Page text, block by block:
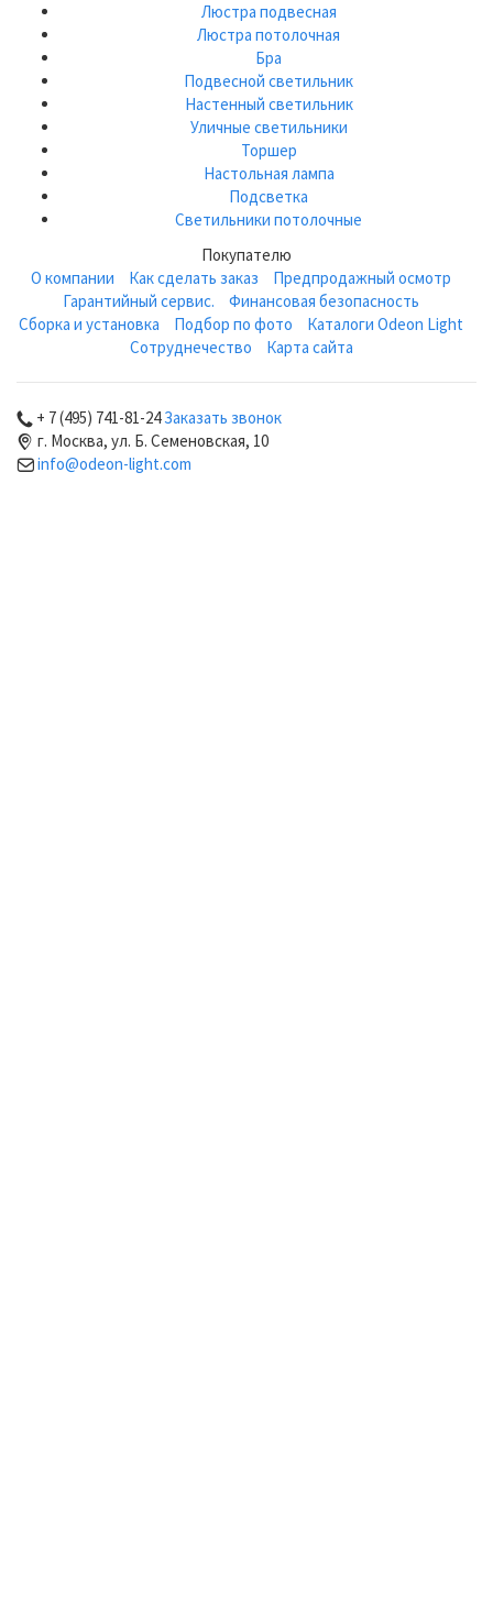
Люстра подвесная
Люстра потолочная
Бра
Подвесной светильник
Настенный светильник
Уличные светильники
Торшер
Настольная лампа
Подсветка
Светильники потолочные
Покупателю
О компании
Как сделать заказ
Предпродажный осмотр
Гарантийный сервис.
Финансовая безопасность
Сборка и установка
Подбор по фото
Каталоги Odeon Light
Сотруднечество
Карта сайта
+ 7 (495) 741-81-24Заказать звонок
г. Москва, ул. Б. Семеновская, 10
info@odeon-light.com